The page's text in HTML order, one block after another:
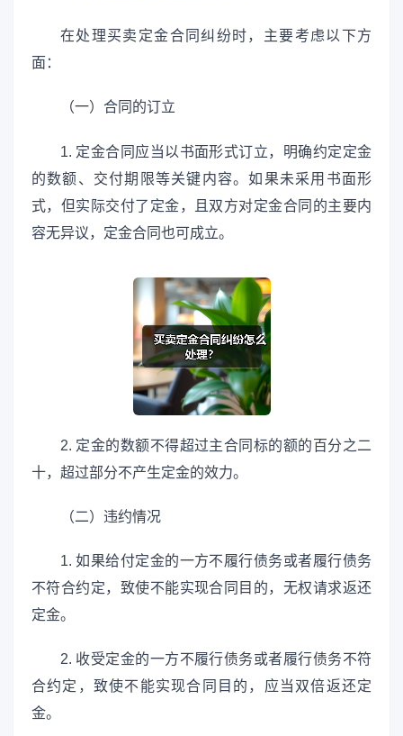
在处理买卖定金合同纠纷时，主要考虑以下方
面：
（一）合同的订立
1. 定金合同应当以书面形式订立，明确约定定金
的数额、交付期限等关键内容。如果未采用书面形
式，但实际交付了定金，且双方对定金合同的主要内
容无异议，定金合同也可成立。
2. 定金的数额不得超过主合同标的额的百分之二
十，超过部分不产生定金的效力。
（二）违约情况
1. 如果给付定金的一方不履行债务或者履行债务
不符合约定，致使不能实现合同目的，无权请求返还
定金。
2. 收受定金的一方不履行债务或者履行债务不符
合约定，致使不能实现合同目的，应当双倍返还定
金。